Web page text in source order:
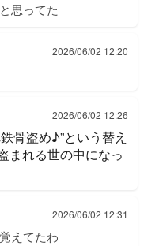
思ってた
2026/06/02 12:20
2026/06/02 12:26
骨盗め♪”という替え
まれる世の中になっ
2026/06/02 12:31
えてたわ